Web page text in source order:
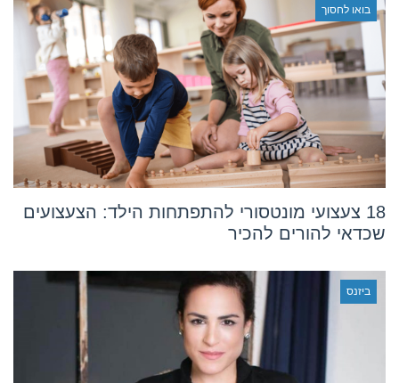
בואו לחסוך
18 צעצועי מונטסורי להתפתחות הילד: הצעצועים
שכדאי להורים להכיר
ביזנס